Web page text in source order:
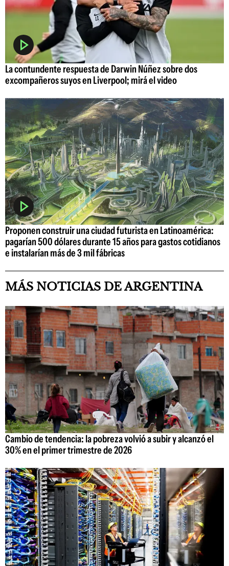
La contundente respuesta de Darwin Núñez sobre dos
excompañeros suyos en Liverpool; mirá el video
Proponen construir una ciudad futurista en Latinoamérica:
pagarían 500 dólares durante 15 años para gastos cotidianos
e instalarían más de 3 mil fábricas
MÁS NOTICIAS DE ARGENTINA
Cambio de tendencia: la pobreza volvió a subir y alcanzó el
30% en el primer trimestre de 2026